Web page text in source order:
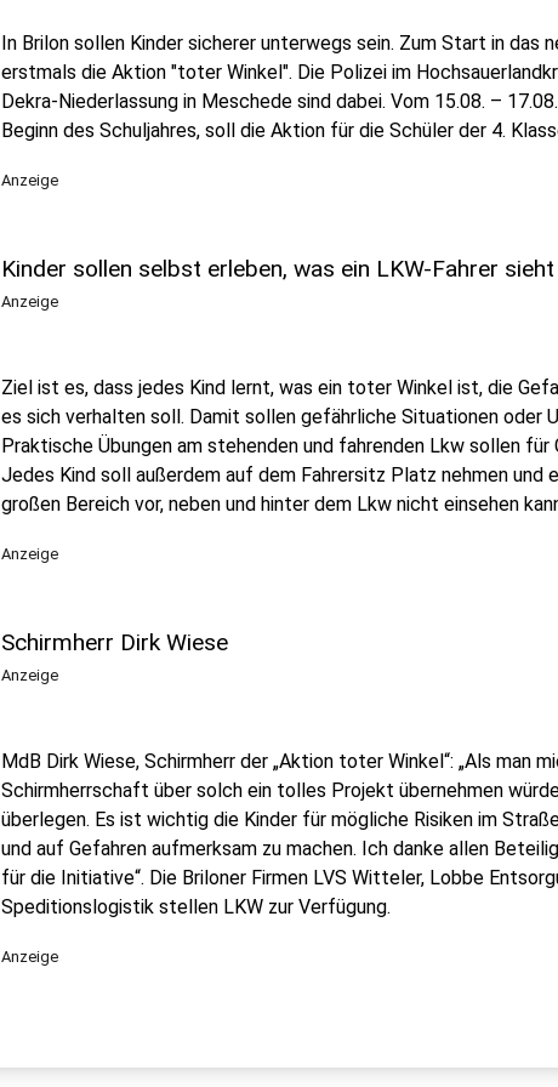
In Brilon sollen Kinder sicherer unterwegs sein. Zum Start in das
erstmals die Aktion "toter Winkel". Die Polizei im
Dekra-Niederlassung in Meschede sind dabei. Vom 15.08. –
Beginn des Schuljahres, soll die Aktion für die Schüler der 4.
Anzeige
Kinder sollen selbst erleben, was ein LKW-Fahrer sieht
Anzeige
Ziel ist es, dass jedes Kind lernt, was ein toter Winkel ist, die
es sich verhalten soll. Damit sollen gefährliche Situationen oder
Praktische Übungen am stehenden und fahrenden Lkw sollen für
Jedes Kind soll außerdem auf dem Fahrersitz Platz nehmen und
großen Bereich vor, neben und hinter dem Lkw nicht einsehen
Anzeige
Schirmherr Dirk Wiese
Anzeige
MdB Dirk Wiese, Schirmherr der „Aktion toter Winkel“: „Als man
Schirmherrschaft über solch ein tolles Projekt übernehmen
überlegen. Es ist wichtig die Kinder für mögliche Risiken im
und auf Gefahren aufmerksam zu machen. Ich danke allen
für die Initiative“. Die Briloner Firmen LVS Witteler, Lobbe
Speditionslogistik stellen LKW zur Verfügung.
Anzeige